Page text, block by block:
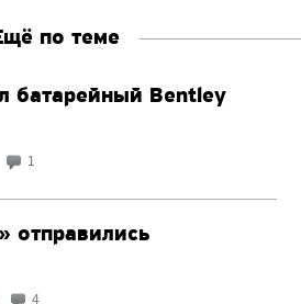
по теме
батарейный Bentley
1
отправились
4